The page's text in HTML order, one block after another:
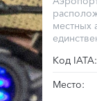
местных
Код IATA:
Место: